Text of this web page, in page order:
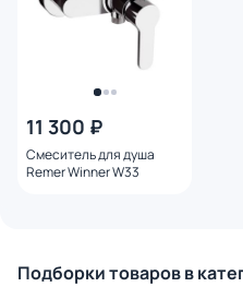
11 300 ₽
Смеситель для душа
Remer Winner W33
Подборки товаров в